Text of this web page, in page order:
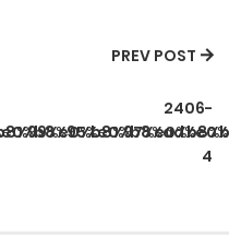
PREV POST
2406-
4